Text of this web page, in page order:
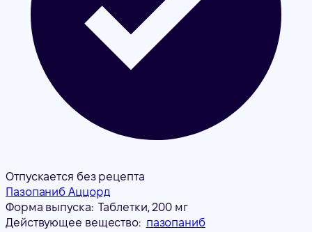
Отпускается без рецепта
Пазопаниб Аццорд
Форма выпуска: Таблетки, 200 мг
Действующее вещество: пазопаниб